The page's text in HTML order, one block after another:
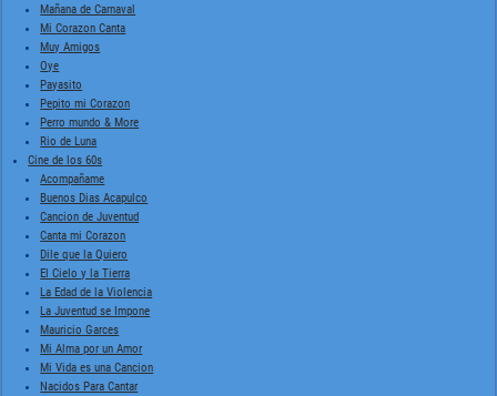
Mañana de Carnaval
Mi Corazon Canta
Muy Amigos
Oye
Payasito
Pepito mi Corazon
Perro mundo & More
Rio de Luna
Cine de los 60s
Acompañame
Buenos Dias Acapulco
Cancion de Juventud
Canta mi Corazon
Dile que la Quiero
El Cielo y la Tierra
La Edad de la Violencia
La Juventud se Impone
Mauricio Garces
Mi Alma por un Amor
Mi Vida es una Cancion
Nacidos Para Cantar